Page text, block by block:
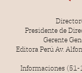
Presidente de
Gerente
Editora Perú Av.
Informaciones (51-